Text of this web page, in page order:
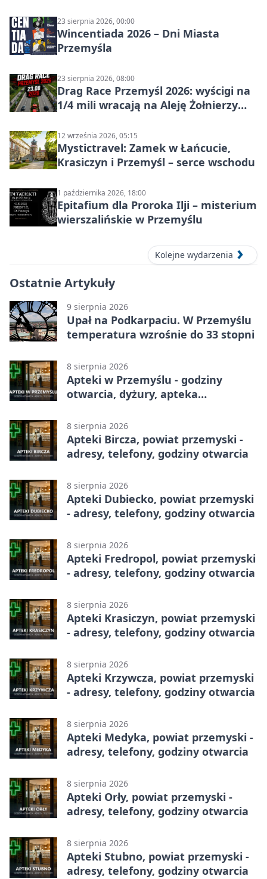
23 sierpnia 2026, 00:00
Wincentiada 2026 – Dni Miasta
Przemyśla
23 sierpnia 2026, 08:00
Drag Race Przemyśl 2026: wyścigi na
1/4 mili wracają na Aleję Żołnierzy
12 września 2026, 05:15
Mystictravel: Zamek w Łańcucie,
Krasiczyn i Przemyśl – serce wschodu
1 października 2026, 18:00
Epitafium dla Proroka Ilji – misterium
wierszalińskie w Przemyślu
Kolejne wydarzenia
Ostatnie Artykuły
9 sierpnia 2026
Upał na Podkarpaciu. W Przemyślu
temperatura wzrośnie do 33 stopni
8 sierpnia 2026
Apteki w Przemyślu - godziny
otwarcia, dyżury, apteka
8 sierpnia 2026
Apteki Bircza, powiat przemyski -
adresy, telefony, godziny otwarcia
8 sierpnia 2026
Apteki Dubiecko, powiat przemyski
- adresy, telefony, godziny otwarcia
8 sierpnia 2026
Apteki Fredropol, powiat przemyski
- adresy, telefony, godziny otwarcia
8 sierpnia 2026
Apteki Krasiczyn, powiat przemyski
- adresy, telefony, godziny otwarcia
8 sierpnia 2026
Apteki Krzywcza, powiat przemyski
- adresy, telefony, godziny otwarcia
8 sierpnia 2026
Apteki Medyka, powiat przemyski -
adresy, telefony, godziny otwarcia
8 sierpnia 2026
Apteki Orły, powiat przemyski -
adresy, telefony, godziny otwarcia
8 sierpnia 2026
Apteki Stubno, powiat przemyski -
adresy, telefony, godziny otwarcia